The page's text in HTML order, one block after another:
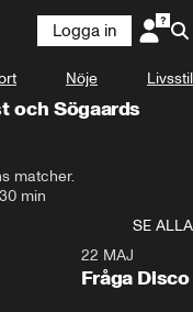
Logga in
Nöje Livsstil
och Sögaards
matcher.
30 min
SE ALLA
22 MAJ
Fråga Disco